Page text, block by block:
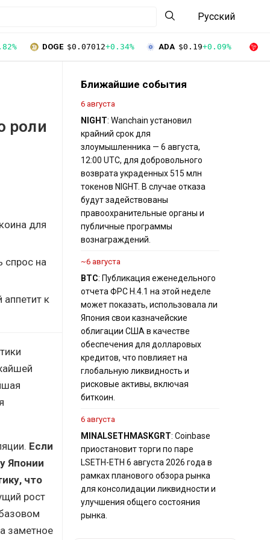
Русский
DOGE $0.07012+0.34% ADA $0.19+0.09%
роли
для
спрос на
к
Если
Японии
что
рост
заметное
Ближайшие события
6 августа
NIGHT: Wanchain установил
крайний срок для
злоумышленника — 6 августа,
12:00 UTC, для добровольного
возврата украденных 515 млн
токенов NIGHT. В случае отказа
будут задействованы
правоохранительные органы и
публичные программы
вознаграждений.
~6 августа
BTC: Публикация еженедельного
отчета ФРС H.4.1 на этой неделе
может показать, использовала ли
Япония свои казначейские
облигации США в качестве
обеспечения для долларовых
кредитов, что повлияет на
глобальную ликвидность и
рисковые активы, включая
биткоин.
6 августа
MINALSETHMASKGRT: Coinbase
приостановит торги по паре
LSETH-ETH 6 августа 2026 года в
рамках планового обзора рынка
для консолидации ликвидности и
улучшения общего состояния
рынка.